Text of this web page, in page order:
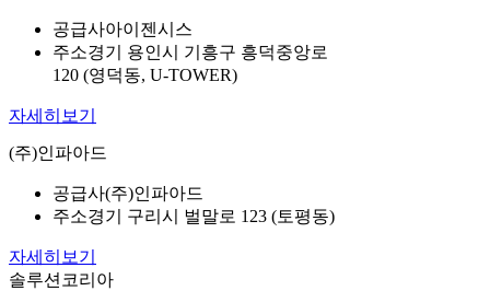
공급사아이젠시스
주소경기 용인시 기흥구 흥덕중앙로
120 (영덕동, U-TOWER)
자세히보기
(주)인파아드
공급사(주)인파아드
주소경기 구리시 벌말로 123 (토평동)
자세히보기
솔루션코리아